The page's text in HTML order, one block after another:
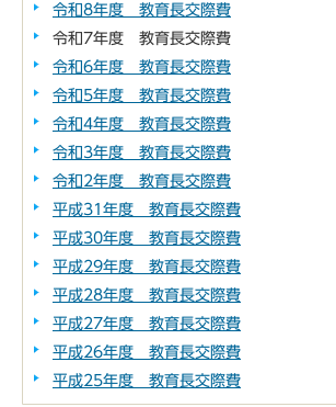
令和8年度 教育長交際費
令和7年度 教育長交際費
令和6年度 教育長交際費
令和5年度 教育長交際費
令和4年度 教育長交際費
令和3年度 教育長交際費
令和2年度 教育長交際費
平成31年度 教育長交際費
平成30年度 教育長交際費
平成29年度 教育長交際費
平成28年度 教育長交際費
平成27年度 教育長交際費
平成26年度 教育長交際費
平成25年度 教育長交際費